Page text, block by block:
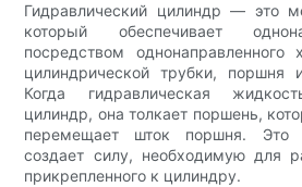
Гидравлический цилиндр — это
который обеспечивает
посредством
цилиндрической трубки, поршня
Когда гидравлическая
цилиндр, она толкает поршень,
перемещает шток поршня. Это
создает силу, необходимую для
прикрепленного к цилиндру.